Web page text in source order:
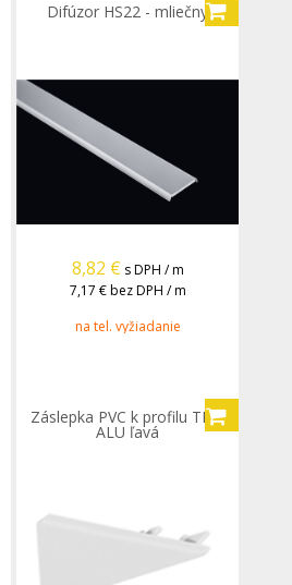
Difúzor HS22 - mliečny
8,82 € s DPH / m
7,17 € bez DPH / m
na tel. vyžiadanie
Záslepka PVC k profilu TLC-
ALU ľavá